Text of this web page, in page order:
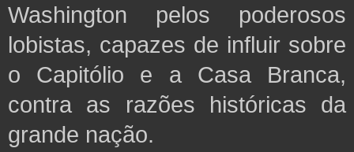
Washington pelos poderosos
lobistas, capazes de influir sobre
o Capitólio e a Casa Branca,
contra as razões históricas da
grande nação.